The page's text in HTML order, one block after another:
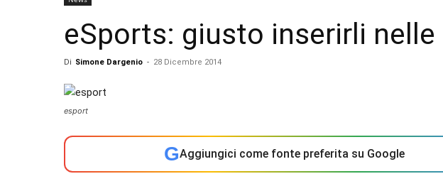
eSports: giusto inserirli nelle
Di Simone Dargenio - 28 Dicembre 2014
esport
GAggiungici come fonte preferita su Google